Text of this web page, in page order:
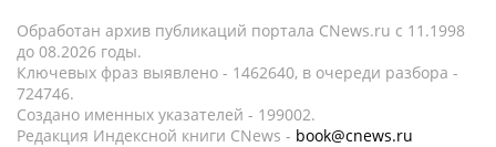
Обработан архив публикаций портала CNews.ru c 11.1998
до 08.2026 годы.
Ключевых фраз выявлено - 1462640, в очереди разбора -
724746.
Создано именных указателей - 199002.
Редакция Индексной книги CNews - book@cnews.ru